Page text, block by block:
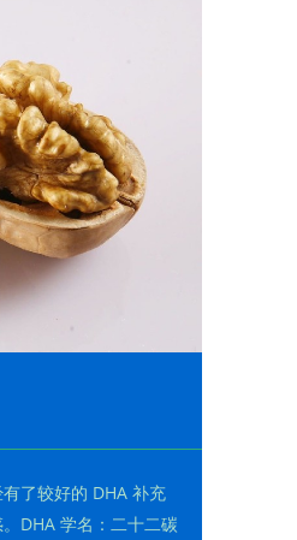
了较好的 DHA 补充
DHA 学名：二十二碳